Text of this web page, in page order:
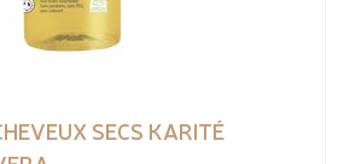
SECS KARITÉ